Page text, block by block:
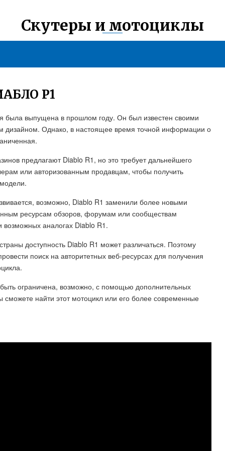
Скутеры и мотоциклы
Р1
была выпущена в прошлом году. Он был известен своими
дизайном. Однако, в настоящее время точной информации о
предлагают Diablo R1, но это требует дальнейшего
или авторизованным продавцам, чтобы получить
возможно, Diablo R1 заменили более новыми
ресурсам обзоров, форумам или сообществам
возможных аналогах Diablo R1.
доступность Diablo R1 может различаться. Поэтому
поиск на авторитетных веб-ресурсах для получения
ограничена, возможно, с помощью дополнительных
найти этот мотоцикл или его более современные